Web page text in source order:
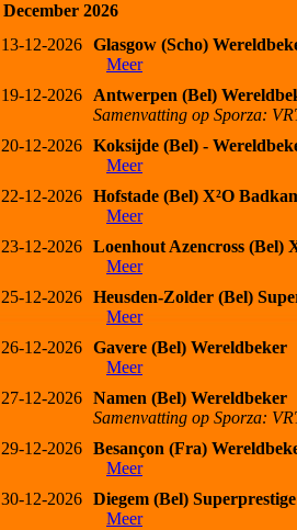
December 2026
13-12-2026 Glasgow (Scho)
Meer
19-12-2026
Antwerpen (Bel)
Samenvatting op Sporza:
20-12-2026 Koksijde (Bel) -
Meer
22-12-2026 Hofstade (Bel) X²O
Meer
23-12-2026 Loenhout Azencross (Bel)
Meer
25-12-2026 Heusden-Zolder (Bel)
Meer
26-12-2026 Gavere (Bel) Wereldbeker
Meer
27-12-2026 Namen (Bel) Wereldbeker
Samenvatting op Sporza:
29-12-2026 Besançon (Fra)
Meer
30-12-2026 Diegem (Bel)
Meer